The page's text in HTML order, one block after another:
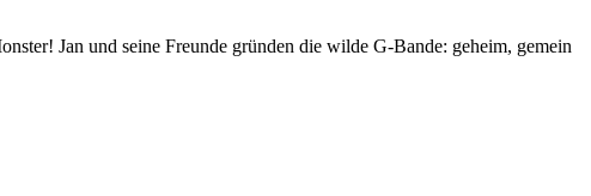
Jan und seine Freunde gründen die wilde G-Bande: geheim, gemein